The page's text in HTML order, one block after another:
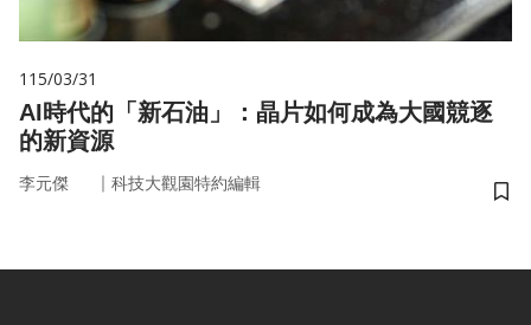
115/03/31
AI時代的「新石油」：晶片如何成為大國競逐
的新資源
李元傑 ｜ 科技大觀園特約編輯
儲